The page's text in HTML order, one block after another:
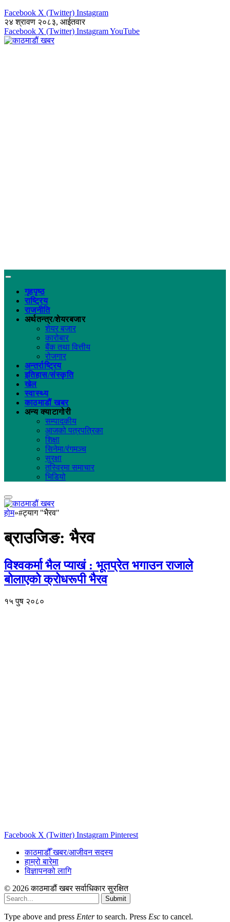
Facebook X (Twitter) Instagram
२४ श्रावण २०८३, आईतवार
Facebook X (Twitter) InstagramYouTube
गृहपृष्ठ
राष्ट्रिय
राजनीति
अर्थतन्त्र/शेयरबजार
शेयर बजार
कारोबार
बैंक तथा वित्तीय
रोजगार
अन्तर्राष्ट्रिय
इतिहास/संस्कृति
खेल
स्वास्थ्य
काठमाडौं खबर
अन्य क्याटागोरी
सम्पादकीय
आजको पत्रपत्रिका
शिक्षा
सिनेमा/रंगमञ्च
सुरक्षा
तस्विरमा समाचार
भिडियो
होम»#ट्याग "भैरव"
ब्राउजिङ: भैरव
विश्वकर्मा भैल प्याखं : भूतप्रेत भगाउन राजाले
बोलाएको क्रोधरूपी भैरव
१५ पुष २०८०
Facebook X (Twitter) Instagram Pinterest
काठमाडौँ खबर/आजीवन सदस्य
हाम्रो बारेमा
विज्ञापनको लागि
© 2026 काठमाडौं खबर सर्वाधिकार सुरक्षित
Submit
Type above and press Enterto search. Press Esc to cancel.